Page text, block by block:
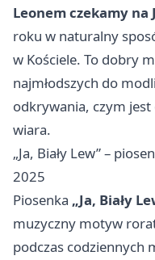
Leonem czekamy na
roku w naturalny
w Kościele. To dobry
najmłodszych do
odkrywania, czym jest
wiara.
„Ja, Biały Lew” –
2025
Piosenka „Ja, Biały
muzyczny motyw
podczas codziennych